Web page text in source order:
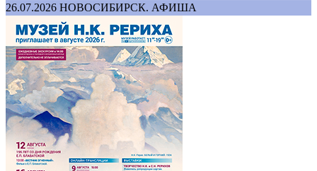
26.07.2026 НОВОСИБИРСК. АФИША